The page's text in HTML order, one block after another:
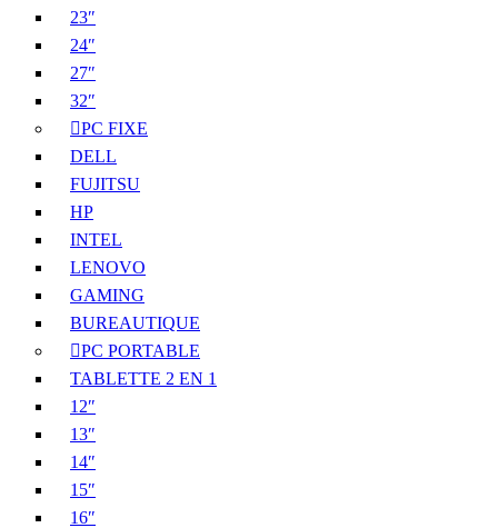
23″
24″
27″
32″
PC FIXE
DELL
FUJITSU
HP
INTEL
LENOVO
GAMING
BUREAUTIQUE
PC PORTABLE
TABLETTE 2 EN 1
12″
13″
14″
15″
16″